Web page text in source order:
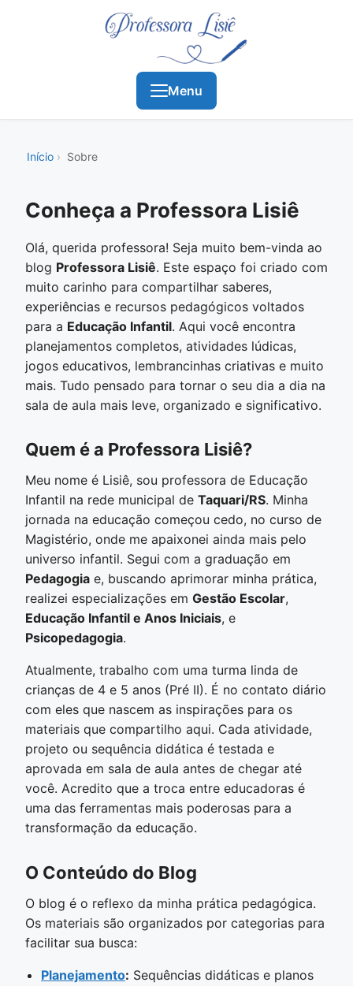
Menu
Início Sobre
Conheça a Professora Lisiê
Olá, querida professora! Seja muito bem-vinda ao
blog Professora Lisiê. Este espaço foi criado com
muito carinho para compartilhar saberes,
experiências e recursos pedagógicos voltados
para a Educação Infantil. Aqui você encontra
planejamentos completos, atividades lúdicas,
jogos educativos, lembrancinhas criativas e muito
mais. Tudo pensado para tornar o seu dia a dia na
sala de aula mais leve, organizado e significativo.
Quem é a Professora Lisiê?
Meu nome é Lisiê, sou professora de Educação
Infantil na rede municipal de Taquari/RS. Minha
jornada na educação começou cedo, no curso de
Magistério, onde me apaixonei ainda mais pelo
universo infantil. Segui com a graduação em
Pedagogia e, buscando aprimorar minha prática,
realizei especializações em Gestão Escolar,
Educação Infantil e Anos Iniciais, e
Psicopedagogia.
Atualmente, trabalho com uma turma linda de
crianças de 4 e 5 anos (Pré II). É no contato diário
com eles que nascem as inspirações para os
materiais que compartilho aqui. Cada atividade,
projeto ou sequência didática é testada e
aprovada em sala de aula antes de chegar até
você. Acredito que a troca entre educadoras é
uma das ferramentas mais poderosas para a
transformação da educação.
O Conteúdo do Blog
O blog é o reflexo da minha prática pedagógica.
Os materiais são organizados por categorias para
facilitar sua busca:
Planejamento: Sequências didáticas e planos